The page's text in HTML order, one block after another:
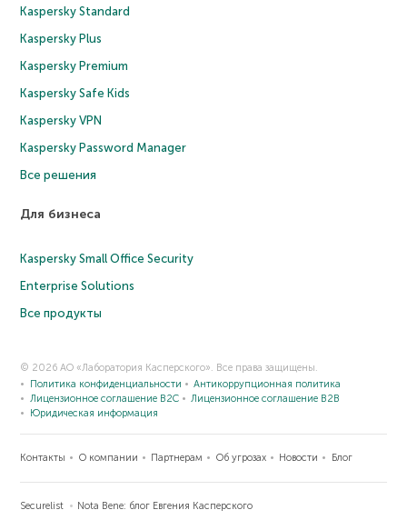
Kaspersky Standard
Kaspersky Plus
Kaspersky Premium
Kaspersky Safe Kids
Kaspersky VPN
Kaspersky Password Manager
Все решения
Для бизнеса
Kaspersky Small Office Security
Enterprise Solutions
Все продукты
© 2026 АО «Лаборатория Касперского». Все права защищены.
Политика конфиденциальности
Антикоррупционная политика
Лицензионное соглашение B2C
Лицензионное соглашение B2B
Юридическая информация
Контакты О компании Партнерам Об угрозах Новости Блог
Securelist
Nota Bene: блог Евгения Касперского